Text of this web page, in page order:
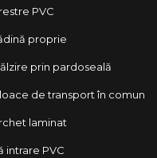
PVC
proprie
prin pardoseală
de transport în comun
laminat
intrare PVC